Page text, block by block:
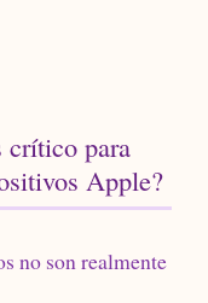
crítico para
Apple?
no son realmente